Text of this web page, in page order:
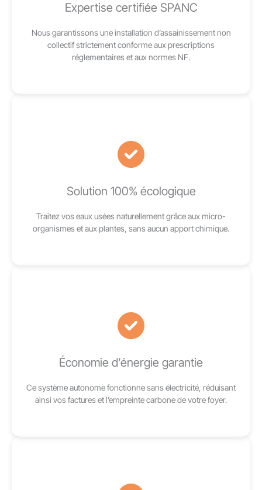
Expertise certifiée SPANC
Nous garantissons une installation d’assainissement non
collectif strictement conforme aux prescriptions
réglementaires et aux normes NF.
Solution 100% écologique
Traitez vos eaux usées naturellement grâce aux micro-
organismes et aux plantes, sans aucun apport chimique.
Économie d’énergie garantie
Ce système autonome fonctionne sans électricité, réduisant
ainsi vos factures et l’empreinte carbone de votre foyer.